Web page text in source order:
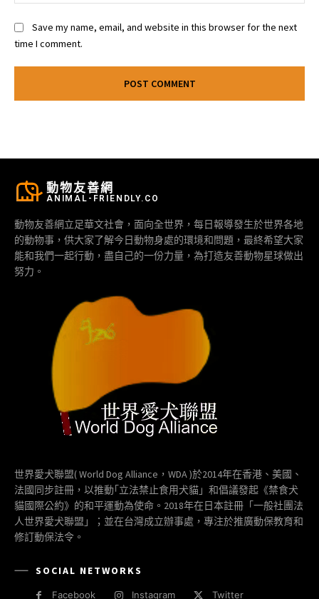
Save my name, email, and website in this browser for the next
time I comment.
動物友善網
ANIMAL-FRIENDLY.CO
動物友善網立足華文社會，面向全世界，每日報導發生於世界各地
的動物事，供大家了解今日動物身處的環境和問題，最終希望大家
能和我們一起行動，盡自己的一份力量，為打造友善動物星球做出
努力。
世界愛犬聯盟( World Dog Alliance，WDA )於2014年在香港、美國、
法國同步註冊，以推動｢立法禁止食用犬貓」和倡議發起《禁食犬
貓國際公約》的和平運動為使命。2018年在日本註冊「一般社團法
人世界愛犬聯盟」；並在台灣成立辦事處，專注於推廣動保教育和
修訂動保法令。
SOCIAL NETWORKS
Facebook Instagram Twitter